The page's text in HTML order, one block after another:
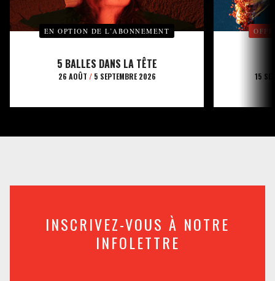
EN OPTION DE L’ABONNEMENT
5 BALLES DANS LA TÊTE
26 AOÛT /5 SEPTEMBRE 2026 15
INSCRIVEZ-VOUS À NOTRE
INFOLETTRE